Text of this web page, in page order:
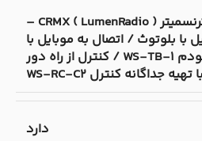
اتصال به ترنسمیتر CRMX ( LumenRadio ) –
با بلوتوث / اتصال به موبایل با
تهیه جداگانه مودم WS-TB-1 / کنترل از راه دور
با تهیه جداگانه کنترل WS-RC-C2
دارد